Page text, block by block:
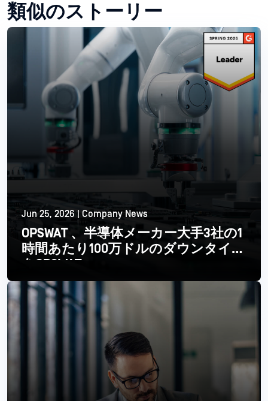
類似のストーリー
Jun 25, 2026 | Company News
OPSWAT 、半導体メーカー大手3社の1
時間あたり100万ドルのダウンタイム
をOPSWAT
続きを読む